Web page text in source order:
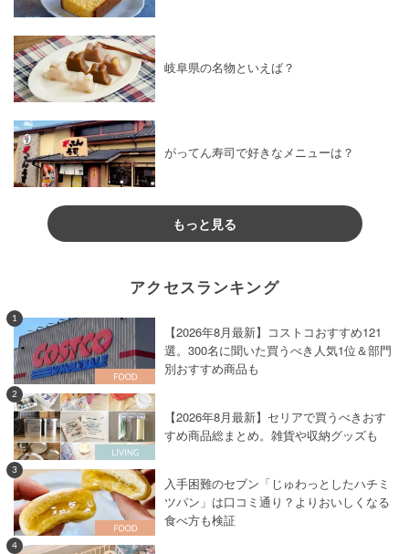
岐阜県の名物といえば？
がってん寿司で好きなメニューは？
もっと見る
アクセスランキング
1
【2026年8月最新】コストコおすすめ121
選。300名に聞いた買うべき人気1位＆部門
別おすすめ商品も
2
【2026年8月最新】セリアで買うべきおす
すめ商品総まとめ。雑貨や収納グッズも
3
入手困難のセブン「じゅわっとしたハチミ
ツパン」は口コミ通り？よりおいしくなる
食べ方も検証
4